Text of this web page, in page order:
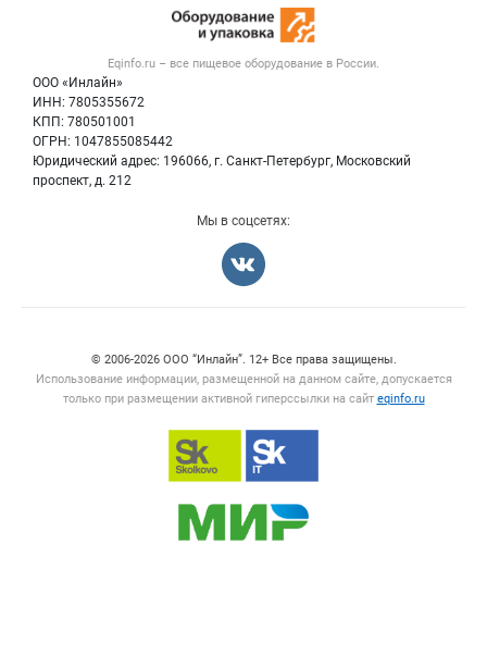
Eqinfo.ru – все пищевое оборудование в России.
ООО «Инлайн»
ИНН: 7805355672
КПП: 780501001
ОГРН: 1047855085442
Юридический адрес: 196066, г. Санкт-Петербург, Московский
проспект, д. 212
Публичная оферта
Контактная информация
Политика обработки персональных данных
Вакансии
Оборудование для пищепрома
Тара и упаковка
Б/у оборудование
Мы в соцсетях:
© 2006‑2026 ООО “Инлайн”. 12+ Все права защищены.
Использование информации, размещенной на данном сайте, допускается
только при размещении активной гиперссылки на сайт eqinfo.ru